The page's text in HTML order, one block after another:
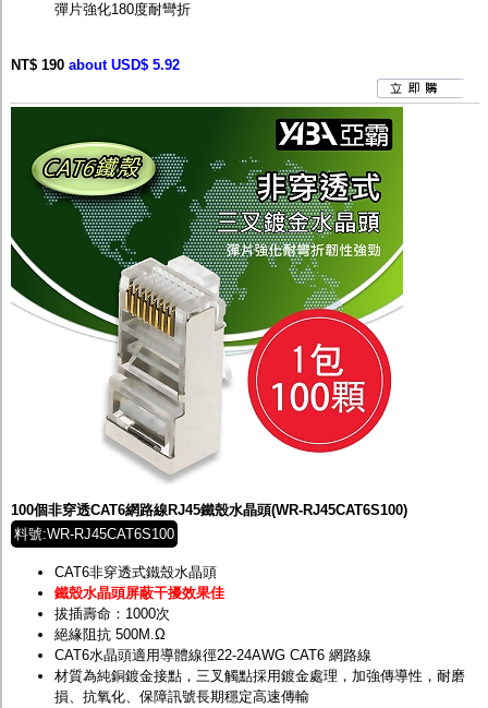
彈片強化180度耐彎折
NT$ 190 about USD$ 5.92
100個非穿透CAT6網路線RJ45鐵殼水晶頭(WR-RJ45CAT6S100)
料號:WR-RJ45CAT6S100
CAT6非穿透式鐵殼水晶頭
鐵殼水晶頭屏蔽干擾效果佳
拔插壽命：1000次
絕緣阻抗 500M.Ω
CAT6水晶頭適用導體線徑22-24AWG CAT6 網路線
材質為純銅鍍金接點，三叉觸點採用鍍金處理，加強傳導性，耐磨
損、抗氧化、保障訊號長期穩定高速傳輸